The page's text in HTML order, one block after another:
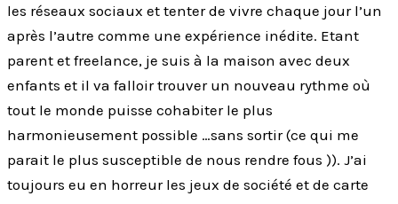
les réseaux sociaux et tenter de vivre chaque jour l’un
après l’autre comme une expérience inédite. Etant
parent et freelance, je suis à la maison avec deux
enfants et il va falloir trouver un nouveau rythme où
tout le monde puisse cohabiter le plus
harmonieusement possible …sans sortir (ce qui me
parait le plus susceptible de nous rendre fous )). J’ai
toujours eu en horreur les jeux de société et de carte